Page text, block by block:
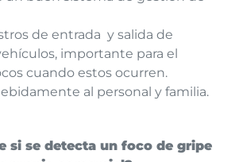
de entrada y salida de
importante para el
cuando estos ocurren.
al personal y familia.
si se detecta un foco de gripe